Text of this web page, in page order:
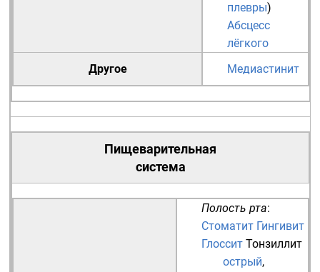
плевры)
Абсцесс
лёгкого
Другое
Медиастинит
Пищеварительная
система
Полость рта:
Стоматит Гингивит
Глоссит Тонзиллит
острый,